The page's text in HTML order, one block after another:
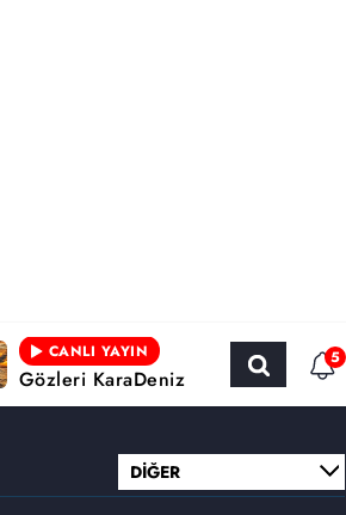
CANLI YAYIN
Gözleri KaraDeniz
5